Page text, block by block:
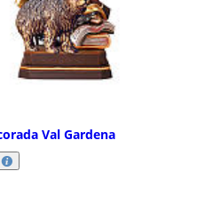
Val Gardena